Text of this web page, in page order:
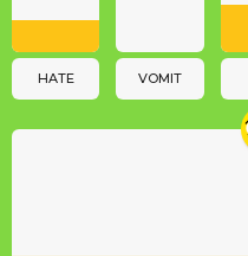
i
o
HATE VOMIT